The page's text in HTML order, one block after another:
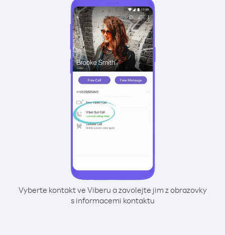
Vyberte kontakt ve Viberu a zavolejte jim z obrazovky
s informacemi kontaktu